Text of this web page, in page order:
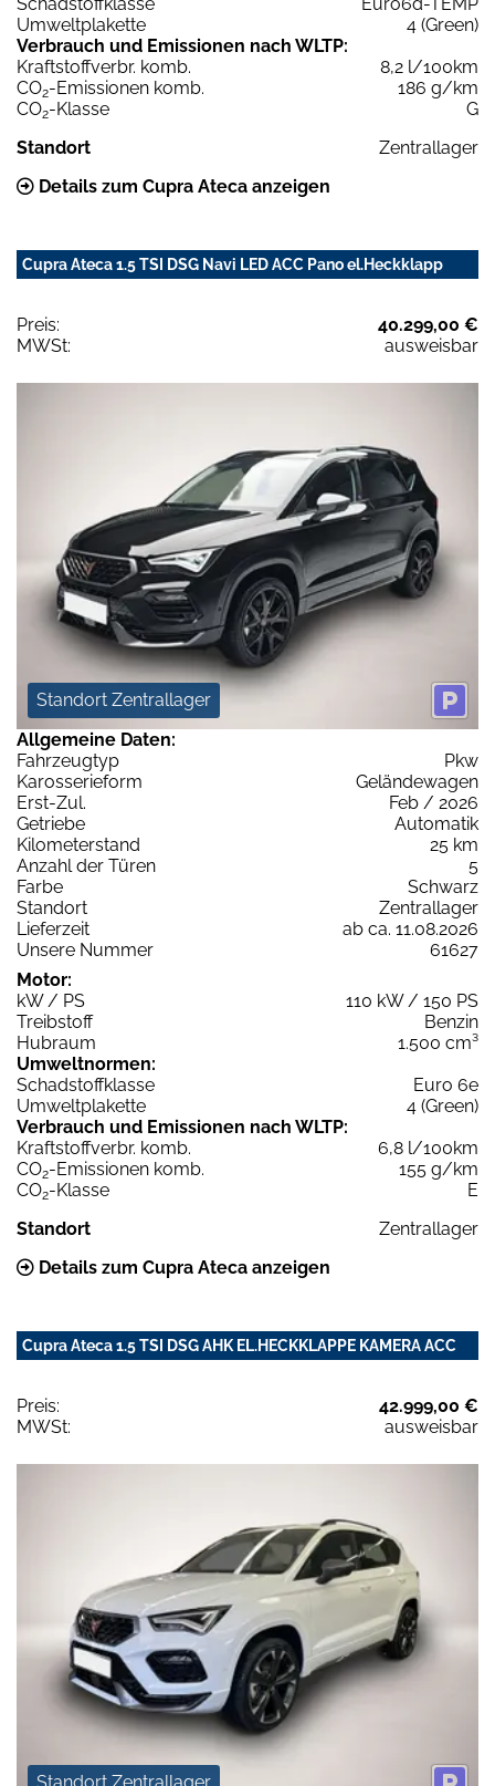
Umweltplakette
4 (Green)
Verbrauch und Emissionen nach WLTP:
Kraftstoffverbr. komb.
8,2 l/100km
CO2-Emissionen komb.
186 g/km
CO2-Klasse
G
Standort
Zentrallager
Details zum Cupra Ateca anzeigen
Cupra Ateca 1.5 TSI DSG Navi LED ACC Pano el.Heckklapp
Preis:
40.299,00 €
MWSt:
ausweisbar
Standort Zentrallager
Allgemeine Daten:
Fahrzeugtyp
Pkw
Karosserieform
Geländewagen
Erst-Zul.
Feb / 2026
Getriebe
Automatik
Kilometerstand
25 km
Anzahl der Türen
5
Farbe
Schwarz
Standort
Zentrallager
Lieferzeit
ab ca. 11.08.2026
Unsere Nummer
61627
Motor:
kW / PS
110 kW / 150 PS
Treibstoff
Benzin
Hubraum
1.500 cm³
Umweltnormen:
Schadstoffklasse
Euro 6e
Umweltplakette
4 (Green)
Verbrauch und Emissionen nach WLTP:
Kraftstoffverbr. komb.
6,8 l/100km
CO2-Emissionen komb.
155 g/km
CO2-Klasse
E
Standort
Zentrallager
Details zum Cupra Ateca anzeigen
Cupra Ateca 1.5 TSI DSG AHK EL.HECKKLAPPE KAMERA ACC
Preis:
42.999,00 €
MWSt:
ausweisbar
Standort Zentrallager